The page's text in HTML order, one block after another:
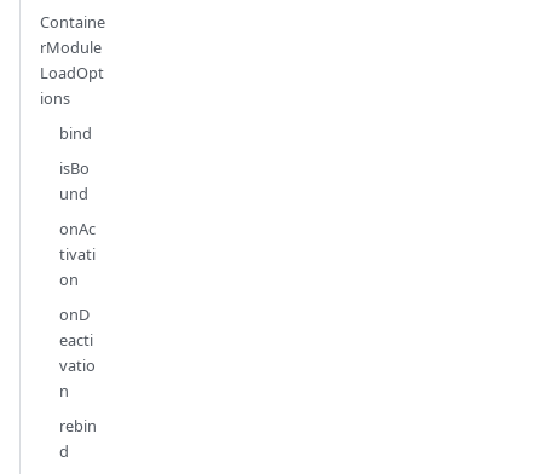
Containe
rModule
LoadOpt
ions
bind
isBo
und
onAc
tivati
on
onD
eacti
vatio
n
rebin
d